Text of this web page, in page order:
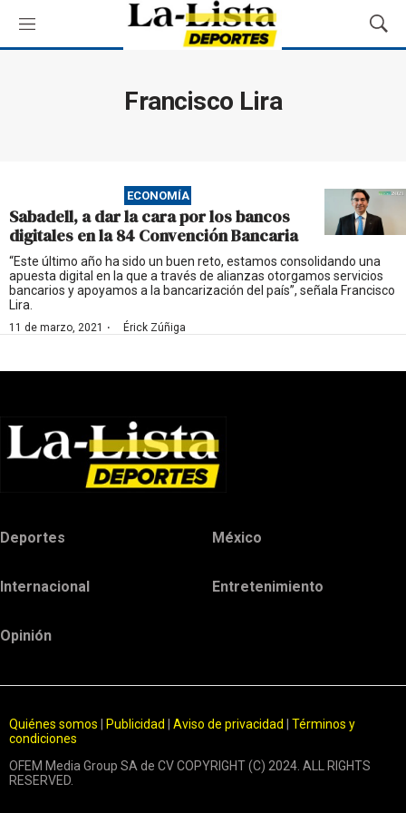
M
e
M
o
ú
q
u
e
d
a
Francisco Lira
ECONOMÍA
Sabadell, a dar la cara por los bancos
digitales en la 84 Convención Bancaria
“Este último año ha sido un buen reto, estamos consolidando una
apuesta digital en la que a través de alianzas otorgamos servicios
bancarios y apoyamos a la bancarización del país”, señala Francisco
Lira.
11 de marzo, 2021 · Érick Zúñiga
Deportes México
Internacional Entretenimiento
Opinión
Quiénes somos Publicidad Aviso de privacidad
Términos y
condiciones
OFEM Media Group SA de CV COPYRIGHT (C) 2024. ALL RIGHTS
RESERVED.